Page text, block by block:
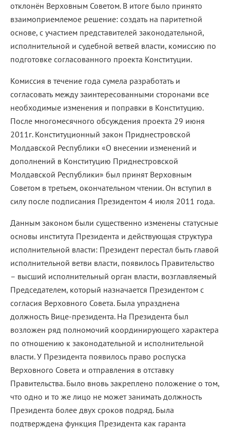
отклонён Верховным Советом. В итоге было принято
взаимоприемлемое решение: создать на паритетной
основе, с участием представителей законодательной,
исполнительной и судебной ветвей власти, комиссию по
подготовке согласованного проекта Конституции.
Комиссия в течение года сумела разработать и
согласовать между заинтересованными сторонами все
необходимые изменения и поправки в Конституцию.
После многомесячного обсуждения проекта 29 июня
2011г. Конституционный закон Приднестровской
Молдавской Республики «О внесении изменений и
дополнений в Конституцию Приднестровской
Молдавской Республики» был принят Верховным
Советом в третьем, окончательном чтении. Он вступил в
силу после подписания Президентом 4 июля 2011 года.
Данным законом были существенно изменены статусные
основы института Президента и действующая структура
исполнительной власти: Президент перестал быть главой
исполнительной ветви власти, появилось Правительство
– высший исполнительный орган власти, возглавляемый
Председателем, который назначается Президентом с
согласия Верховного Совета. Была упразднена
должность Вице-президента. На Президента был
возложен ряд полномочий координирующего характера
по отношению к законодательной и исполнительной
власти. У Президента появилось право роспуска
Верховного Совета и отправления в отставку
Правительства. Было вновь закреплено положение о том,
что одно и то же лицо не может занимать должность
Президента более двух сроков подряд. Была
подтверждена функция Президента как гаранта